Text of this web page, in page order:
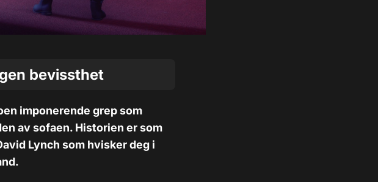
bevissthet
imponerende grep som
av sofaen. Historien er som
Lynch som hvisker deg i